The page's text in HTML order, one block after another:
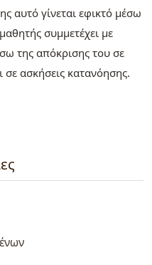
αυτό γίνεται εφικτό μέσω
συμμετέχει με
της απόκρισης του σε
σε ασκήσεις κατανόησης.